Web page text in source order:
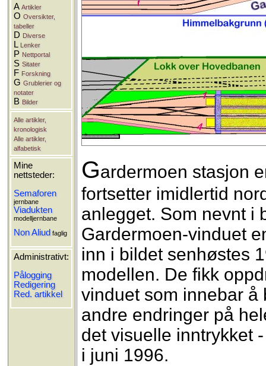
AArtikler
OOversikter,
tabeller
D Diverse
L Lenker
P Nettportal
SSitater
F Forskning
GGrublerier og
notater
B Bilder
Alle artikler,
kronologisk
Alle artikler,
alfabetisk
Mine
nettsteder:
Semaforen
jernbane
Viadukten
modelljernbane
Non Aliud faglig
Administrativt:
Pålogging
Redigering
Red. artikkel
Gardermoen stasjon
fortsetter imidlertid
anlegget. Som nevnt i
Gardermoen-vinduet
inn i bildet senhøstes
modellen. De fikk
vinduet som innebar å
andre endringer på
det visuelle inntrykket
i juni 1996.